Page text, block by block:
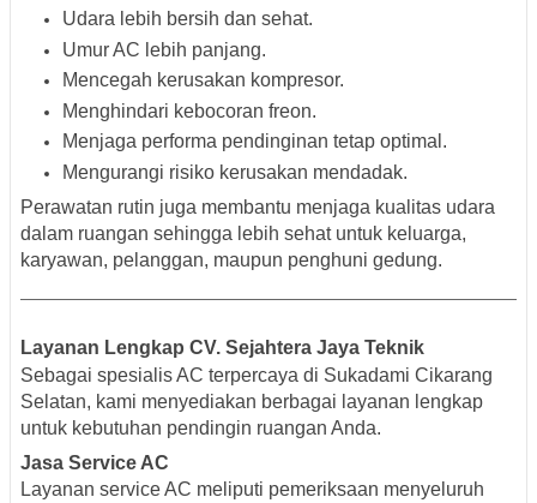
Udara lebih bersih dan sehat.
Umur AC lebih panjang.
Mencegah kerusakan kompresor.
Menghindari kebocoran freon.
Menjaga performa pendinginan tetap optimal.
Mengurangi risiko kerusakan mendadak.
Perawatan rutin juga membantu menjaga kualitas udara
dalam ruangan sehingga lebih sehat untuk keluarga,
karyawan, pelanggan, maupun penghuni gedung.
Layanan Lengkap CV. Sejahtera Jaya Teknik
Sebagai spesialis AC terpercaya di Sukadami Cikarang
Selatan, kami menyediakan berbagai layanan lengkap
untuk kebutuhan pendingin ruangan Anda.
Jasa Service AC
Layanan service AC meliputi pemeriksaan menyeluruh